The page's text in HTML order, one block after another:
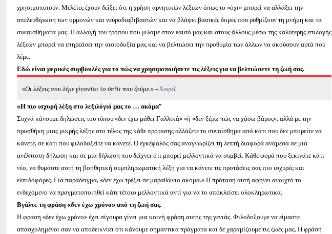
χρησιμοποιούν. Μελέτες έχουν δείξει ότι η χρήση αρνητικών λέξεων όπως το «όχι» μπορεί να αλλάξει την
απελευθέρωση των ορμονών και νευροδιαβιβαστών και να βλάψει βασικές δομές που ρυθμίζουν τη μνήμη και τα
συναισθήματα μας. Η αλλαγή του τρόπου που μιλάμε στον εαυτό μας και στους άλλους μέσω της καλύτερης επιλογής
λέξεων μπορεί να επηρεάσει την αισιοδοξία μας και να βελτιώσει την προθυμία των άλλων να ακούσουν αυτά που
λέμε.
Εδώ είναι μερικές συμβουλές για το πώς να χρησιμοποιήσετε τις λέξεις για να βελτιώσετε τη ζωή σας.
«Οι λέξεις που λέμε γίνονται το σπίτι που ζούμε.»–Χαφέζ
«Η πιο ισχυρή λέξη στο λεξιλόγιό μας το … ακόμα”
Συχνά κάνουμε δηλώσεις του τύπου «δεν έχω μάθει Γαλλικά» «ή «δεν ξέρω πώς να χάσω βάρος«, αλλά με την
προσθήκη μιας μικρής λέξης στο τέλος της κάθε πρότασης αλλάζετε το συναίσθημα από κάτι που δεν μπορείτε να
κάνετε, σε κάτι που φιλοδοξείτε να κάνετε. Ο εγκέφαλός σας αναγνωρίζει τη λεπτή διαφορά ανάμεσα σε μια
ανέλπιστη δήλωση και σε μια δήλωση που δείχνει ότι μπορεί μελλοντικά να συμβεί. Κάθε φορά που ξεκινάτε κάτι
νέο, να θυμάστε αυτή τη βοηθητική συμπληρωματική λέξη για να κάνετε τις προτάσεις σας πιο ισχυρές και
ελπιδοφόρες. Για παράδειγμα, «δεν έχω τρέξει σε μαραθώνιο ακόμα.» Η πρόταση αυτή αφήνει ανοιχτό το
ενδεχόμενο να πραγματοποιηθεί κάτι τέτοιο μελλοντικά αντί για να το αποκλείσει ολοκληρωτικά.
Βγάλτε τη φράση «δεν έχω χρόνο» από τη ζωή σας.
Η φράση «δεν έχω χρόνο» έχει σίγουρα γίνει μια κοινή φράση αυτής της γενιάς. Φιλοδοξούμε να είμαστε
απασχολημένοι σαν να αποδεικνύει ότι κάνουμε σημαντικά πράγματα και δε χαραμίζουμε τις ζωές μας. Η φράση